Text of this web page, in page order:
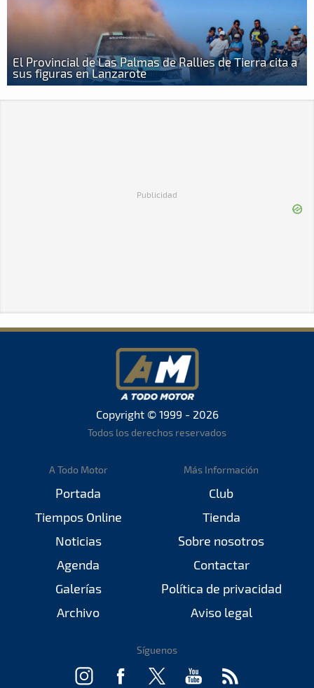
El Provincial de Las Palmas de Rallies de Tierra cita a
sus figuras en Lanzarote
Publicidad
Copyright © 1999 - 2026
Todos los derechos reservados
A Todo Motor
Portada
Tiempos Online
Noticias
Agenda
Galerías
Archivo
Más Información
Club
Tienda
Sobre nosotros
Contactar
Política de privacidad
Aviso legal
Síguenos